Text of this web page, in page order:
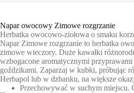
Napar owocowy Zimowe rozgrzanie
Herbatka owocowo-ziołowa o smaku
Napar Zimowe rozgrzanie to herbatka
zimowe wieczory. Duże kawałki
wzbogacone aromatycznymi
goździkami. Zaparzaj w kubki, próbując
Herbapol lub w dzbanku, na większe
Przechowywać w suchym miejscu.